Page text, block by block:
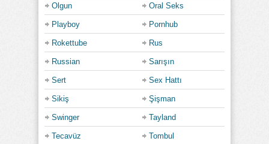
Olgun Oral Seks
Playboy Pornhub
Rokettube Rus
Russian Sarışın
Sert Sex Hattı
Sikiş Şişman
Swinger Tayland
Tecavüz Tombul